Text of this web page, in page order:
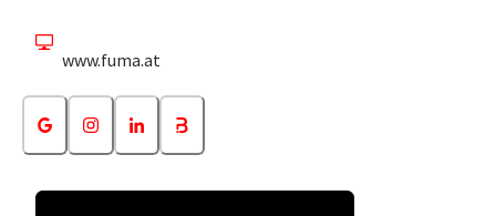
www.fuma.at